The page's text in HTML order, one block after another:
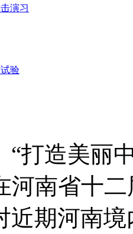
演习
验
求整改
造美丽中
河南省十
近期河南